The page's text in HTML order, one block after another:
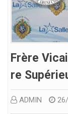
Frère
Re
ADMIN